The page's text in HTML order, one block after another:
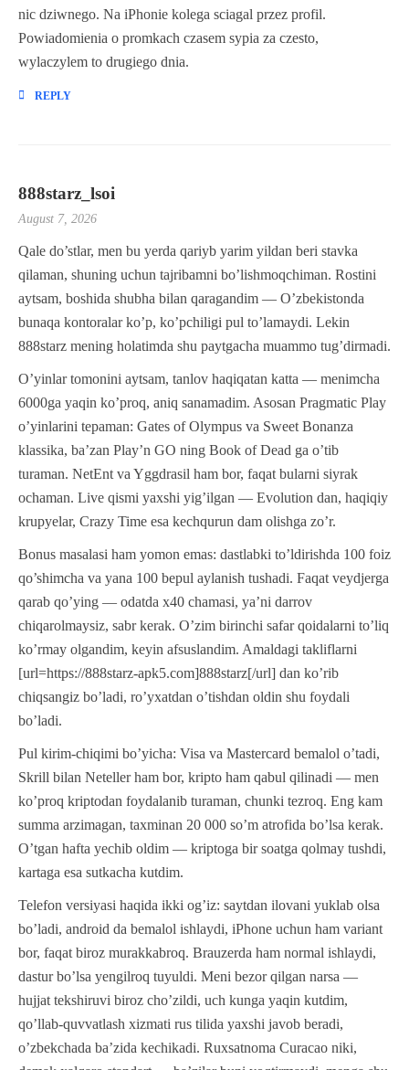
nic dziwnego. Na iPhonie kolega sciagal przez profil.
Powiadomienia o promkach czasem sypia za czesto,
wylaczylem to drugiego dnia.
REPLY
888starz_lsoi
August 7, 2026
Qale do’stlar, men bu yerda qariyb yarim yildan beri stavka
qilaman, shuning uchun tajribamni bo’lishmoqchiman. Rostini
aytsam, boshida shubha bilan qaragandim — O’zbekistonda
bunaqa kontoralar ko’p, ko’pchiligi pul to’lamaydi. Lekin
888starz mening holatimda shu paytgacha muammo tug’dirmadi.
O’yinlar tomonini aytsam, tanlov haqiqatan katta — menimcha
6000ga yaqin ko’proq, aniq sanamadim. Asosan Pragmatic Play
o’yinlarini tepaman: Gates of Olympus va Sweet Bonanza
klassika, ba’zan Play’n GO ning Book of Dead ga o’tib
turaman. NetEnt va Yggdrasil ham bor, faqat bularni siyrak
ochaman. Live qismi yaxshi yig’ilgan — Evolution dan, haqiqiy
krupyelar, Crazy Time esa kechqurun dam olishga zo’r.
Bonus masalasi ham yomon emas: dastlabki to’ldirishda 100 foiz
qo’shimcha va yana 100 bepul aylanish tushadi. Faqat veydjerga
qarab qo’ying — odatda x40 chamasi, ya’ni darrov
chiqarolmaysiz, sabr kerak. O’zim birinchi safar qoidalarni to’liq
ko’rmay olgandim, keyin afsuslandim. Amaldagi takliflarni
[url=https://888starz-apk5.com]888starz[/url] dan ko’rib
chiqsangiz bo’ladi, ro’yxatdan o’tishdan oldin shu foydali
bo’ladi.
Pul kirim-chiqimi bo’yicha: Visa va Mastercard bemalol o’tadi,
Skrill bilan Neteller ham bor, kripto ham qabul qilinadi — men
ko’proq kriptodan foydalanib turaman, chunki tezroq. Eng kam
summa arzimagan, taxminan 20 000 so’m atrofida bo’lsa kerak.
O’tgan hafta yechib oldim — kriptoga bir soatga qolmay tushdi,
kartaga esa sutkacha kutdim.
Telefon versiyasi haqida ikki og’iz: saytdan ilovani yuklab olsa
bo’ladi, android da bemalol ishlaydi, iPhone uchun ham variant
bor, faqat biroz murakkabroq. Brauzerda ham normal ishlaydi,
dastur bo’lsa yengilroq tuyuldi. Meni bezor qilgan narsa —
hujjat tekshiruvi biroz cho’zildi, uch kunga yaqin kutdim,
qo’llab-quvvatlash xizmati rus tilida yaxshi javob beradi,
o’zbekchada ba’zida kechikadi. Ruxsatnoma Curacao niki,